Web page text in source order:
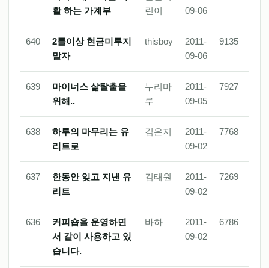
활 하는 가계부
린이
09-06
640
2틀이상 현금미루지
말자
thisboy
2011-
09-06
9135
639
마이너스 삶탈출을
위해..
누리마
루
2011-
09-05
7927
638
하루의 마무리는 유
리트로
김은지
2011-
09-02
7768
637
한동안 잊고 지낸 유
리트
김태원
2011-
09-02
7269
636
커피숍을 운영하면
서 같이 사용하고 있
습니다.
바하
2011-
09-02
6786